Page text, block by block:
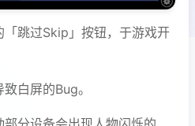
跳过Skip」按钮，于游戏开
白屏的Bug。